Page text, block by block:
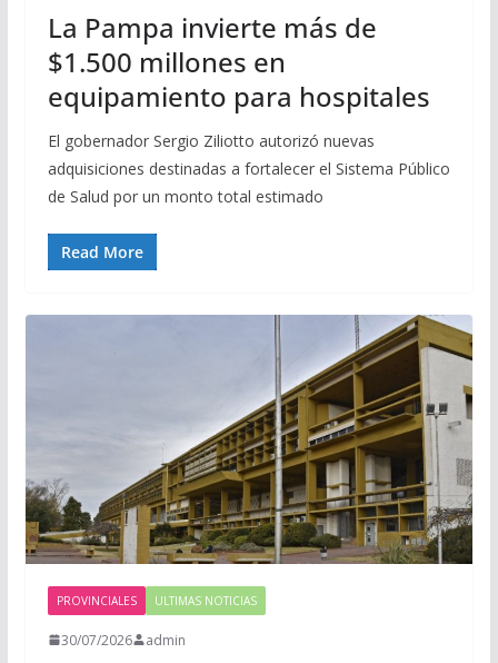
La Pampa invierte más de
$1.500 millones en
equipamiento para hospitales
El gobernador Sergio Ziliotto autorizó nuevas
adquisiciones destinadas a fortalecer el Sistema Público
de Salud por un monto total estimado
Read More
PROVINCIALES ULTIMAS NOTICIAS
30/07/2026 admin